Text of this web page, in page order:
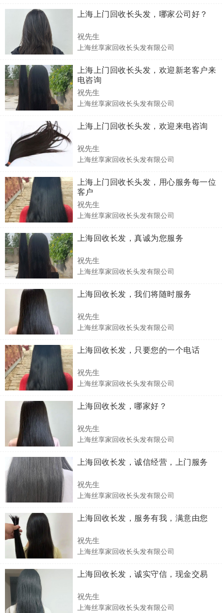
上海上门回收长头发，哪家公司好？
祝先生
上海丝享家回收长头发有限公司
上海上门回收长头发，欢迎新老客户来
电咨询
祝先生
上海丝享家回收长头发有限公司
上海上门回收长头发，欢迎来电咨询
祝先生
上海丝享家回收长头发有限公司
上海上门回收长头发，用心服务每一位
客户
祝先生
上海丝享家回收长头发有限公司
上海回收长发，真诚为您服务
祝先生
上海丝享家回收长头发有限公司
上海回收长发，我们将随时服务
祝先生
上海丝享家回收长头发有限公司
上海回收长发，只要您的一个电话
祝先生
上海丝享家回收长头发有限公司
上海回收长发，哪家好？
祝先生
上海丝享家回收长头发有限公司
上海回收长发，诚信经营，上门服务
祝先生
上海丝享家回收长头发有限公司
上海回收长发，服务有我，满意由您
祝先生
上海丝享家回收长头发有限公司
上海回收长发，诚实守信，现金交易
祝先生
上海丝享家回收长头发有限公司